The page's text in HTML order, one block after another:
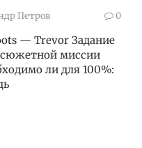
Петров 0
— Trevor Задание
сюжетной миссии
ли для 100%: